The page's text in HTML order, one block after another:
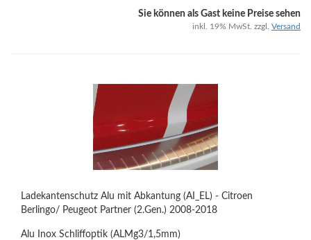
Sie können als Gast keine Preise sehen
inkl. 19% MwSt. zzgl. Versand
Ladekantenschutz Alu mit Abkantung (AI_EL) - Citroen
Berlingo/ Peugeot Partner (2.Gen.) 2008-2018
Alu Inox Schliffoptik (ALMg3/1,5mm)